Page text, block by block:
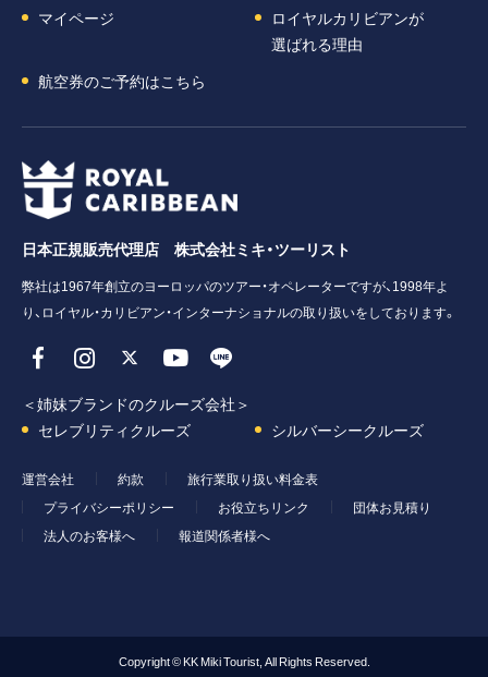
マイページ
ロイヤルカリビアンが
選ばれる理由
航空券のご予約はこちら
日本正規販売代理店 株式会社ミキ・ツーリスト
弊社は1967年創立のヨーロッパのツアー・オペレーターですが、1998年よ
り、ロイヤル・カリビアン・インターナショナルの取り扱いをしております。
＜姉妹ブランドのクルーズ会社＞
セレブリティクルーズ
シルバーシークルーズ
運営会社 約款
旅行業取り扱い料金表
プライバシーポリシー
お役立ちリンク
団体お見積り
法人のお客様へ
報道関係者様へ
Copyright © KK Miki Tourist, All Rights Reserved.